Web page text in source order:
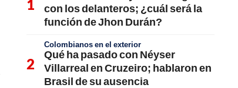
con los delanteros; ¿cuál será la
función de Jhon Durán?
Colombianos en el exterior
Qué ha pasado con Néyser
Villarreal en Cruzeiro; hablaron en
Brasil de su ausencia